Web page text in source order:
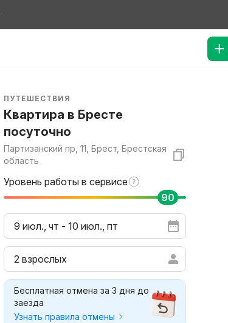
ПУТЕШЕСТВИЯ
Квартира в Бресте
посуточно
Партизанский пр, 11, Брест, Брестская
область
Уровень работы в сервисе
90
9 июл., чт - 10 июл., пт
2 взрослых
Бесплатная отмена за 3 дня до
заезда
Узнать правила отмены